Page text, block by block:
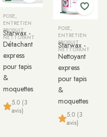
POSE,
ENTRETIEN
PRODUIT
NETTOYANT
Starwax -
Détachant
express
pour tapis
&
moquettes
5.0 (3
avis)
POSE,
ENTRETIEN
PRODUIT
NETTOYANT
Starwax -
Nettoyant
express
pour tapis
&
moquettes
5.0 (3
avis)